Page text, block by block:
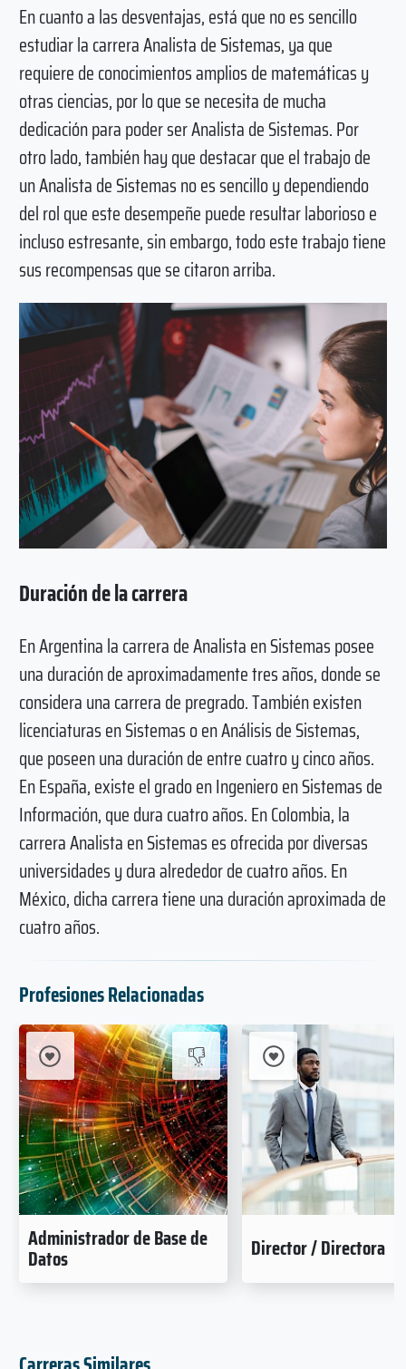
En cuanto a las desventajas, está que no es sencillo
estudiar la carrera Analista de Sistemas, ya que
requiere de conocimientos amplios de matemáticas y
otras ciencias, por lo que se necesita de mucha
dedicación para poder ser Analista de Sistemas. Por
otro lado, también hay que destacar que el trabajo de
un Analista de Sistemas no es sencillo y dependiendo
del rol que este desempeñe puede resultar laborioso e
incluso estresante, sin embargo, todo este trabajo tiene
sus recompensas que se citaron arriba.
Duración de la carrera
En Argentina la carrera de Analista en Sistemas posee
una duración de aproximadamente tres años, donde se
considera una carrera de pregrado. También existen
licenciaturas en Sistemas o en Análisis de Sistemas,
que poseen una duración de entre cuatro y cinco años.
En España, existe el grado en Ingeniero en Sistemas de
Información, que dura cuatro años. En Colombia, la
carrera Analista en Sistemas es ofrecida por diversas
universidades y dura alrededor de cuatro años. En
México, dicha carrera tiene una duración aproximada de
cuatro años.
Profesiones Relacionadas
Administrador de Base de
Datos Director / Directora